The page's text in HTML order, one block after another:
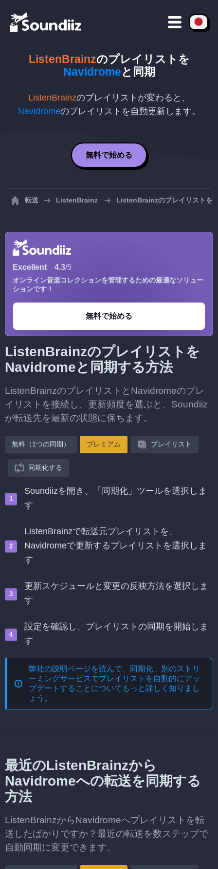
ListenBrainzのプレイリストを
Navidromeと同期
ListenBrainzのプレイリストが変わると、
Navidromeのプレイリストを自動更新します。
無料で始める
転送 ListenBrainz ListenBrainzのプレイリストを
Excellent 4.3/5
オンライン音楽コレクションを管理するための最適なソリュー
ションです！
無料で始める
ListenBrainzのプレイリストを
Navidromeと同期する方法
ListenBrainzのプレイリストとNavidromeのプレ
イリストを接続し、更新頻度を選ぶと、Soundiiz
が転送先を最新の状態に保ちます。
無料（1つの同期） プレミアム プレイリスト
同期化する
Soundiizを開き、「同期化」ツールを選択しま
す
ListenBrainzで転送元プレイリストを、
Navidromeで更新するプレイリストを選択しま
す
更新スケジュールと変更の反映方法を選択しま
す
設定を確認し、プレイリストの同期を開始しま
す
弊社の説明ページを読んで、
同期化、別のストリ
ーミングサービスでプレイリストを自動的にアッ
プデートする ことについてもっと詳しく知りまし
ょう。
最近のListenBrainzから
Navidromeへの転送を同期する
方法
ListenBrainzからNavidromeへプレイリストを転
送したばかりですか？最近の転送を数ステップで
自動同期に変更できます。